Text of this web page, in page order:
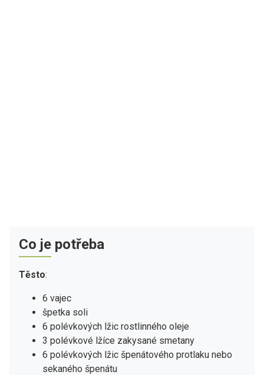
Co je potřeba
Těsto:
6 vajec
špetka soli
6 polévkových lžic rostlinného oleje
3 polévkové lžíce zakysané smetany
6 polévkových lžic špenátového protlaku nebo
sekaného špenátu